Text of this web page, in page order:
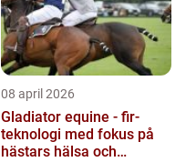
08 april 2026
Gladiator equine - fir-
teknologi med fokus på
hästars hälsa och